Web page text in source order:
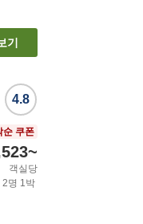
기
4.8
순 쿠폰
~
객실당
2명 1박